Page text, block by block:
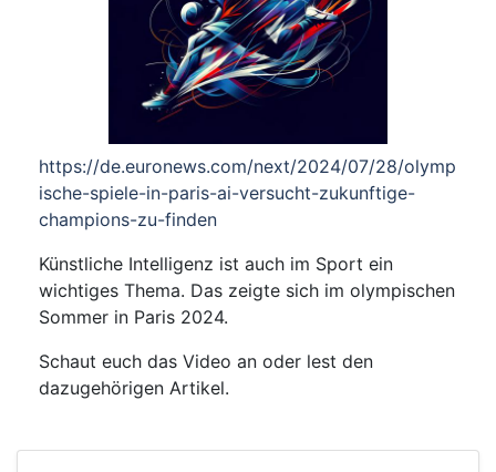
https://de.euronews.com/next/2024/07/28/olymp
ische-spiele-in-paris-ai-versucht-zukunftige-
champions-zu-finden
Künstliche Intelligenz ist auch im Sport ein
wichtiges Thema. Das zeigte sich im olympischen
Sommer in Paris 2024.
Schaut euch das Video an oder lest den
dazugehörigen Artikel.